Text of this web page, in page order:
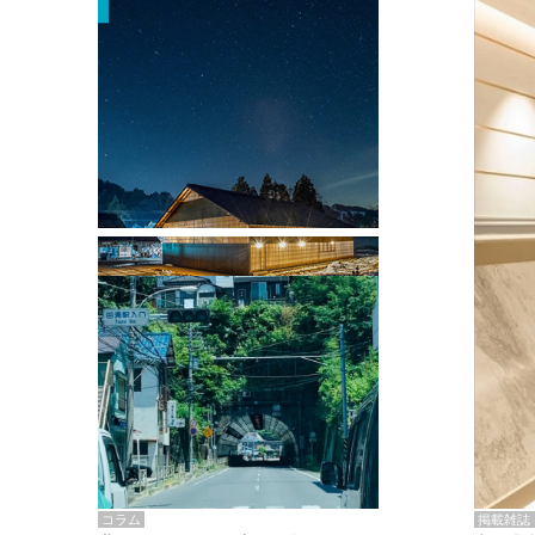
掲載雑誌
掲載雑誌・書籍
『街歩き研修「アールデコとモダニズ
ム、和風バロック」』のレポート記事が
掲載
コラム